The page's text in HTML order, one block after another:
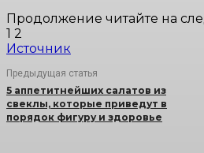
Продолжение читайте на
1 2
Источник
Предыдущая статья
5 аппетитнейших салатов из
свеклы, которые приведут в
порядок фигуру и здоровье